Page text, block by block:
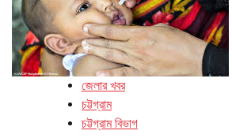
জেলার খবর
চট্টগ্রাম
চট্টগ্রাম বিভাগ